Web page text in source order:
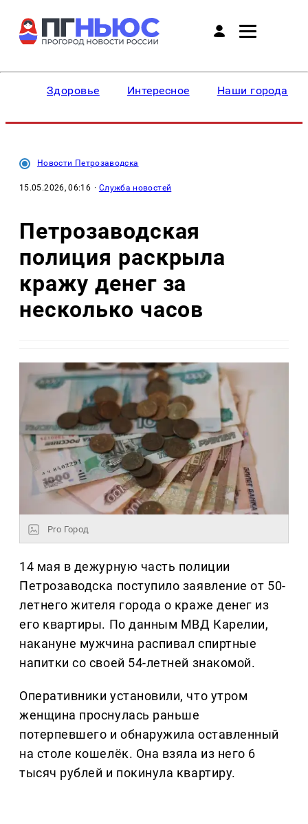
Здоровье Интересное Наши города
Новости Петрозаводска
15.05.2026, 06:16 · Служба новостей
Петрозаводская
полиция раскрыла
кражу денег за
несколько часов
Pro Город
14 мая в дежурную часть полиции
Петрозаводска поступило заявление от 50-
летнего жителя города о краже денег из
его квартиры. По данным МВД Карелии,
накануне мужчина распивал спиртные
напитки со своей 54-летней знакомой.
Оперативники установили, что утром
женщина проснулась раньше
потерпевшего и обнаружила оставленный
на столе кошелёк. Она взяла из него 6
тысяч рублей и покинула квартиру.